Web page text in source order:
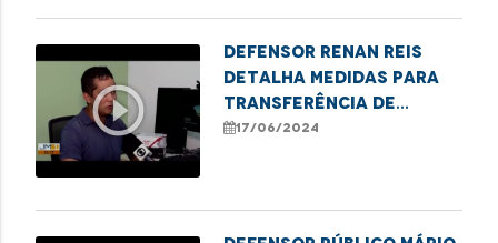
Imperatriz
play_circle_outline
Defensor Renan Reis
detalha medidas para
transferência de
paciente renal de Codó
17/06/2024